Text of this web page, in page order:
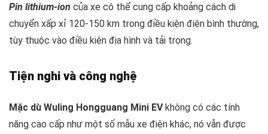
Pin lithium-ion của xe có thể cung cấp khoảng cách di
chuyển xấp xỉ 120-150 km trong điều kiện điện bình thường,
tùy thuộc vào điều kiện địa hình và tải trọng.
Tiện nghi và công nghệ
Mặc dù Wuling Hongguang Mini EVkhông có các tính
năng cao cấp như một số mẫu xe điện khác, nó vẫn được